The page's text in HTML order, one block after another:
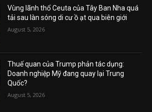
Vùng lãnh thổ Ceuta của Tây Ban Nha quá
tải sau làn sóng di cư ồ ạt qua biên giới
August 5, 2026
Thuế quan của Trump phản tác dụng:
Doanh nghiệp Mỹ đang quay lại Trung
Quốc?
August 5, 2026